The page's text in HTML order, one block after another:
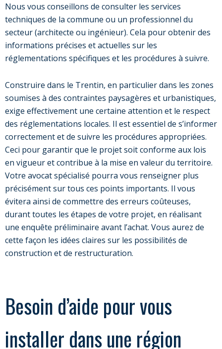
Nous vous conseillons de consulter les services
techniques de la commune ou un professionnel du
secteur (architecte ou ingénieur). Cela pour obtenir des
informations précises et actuelles sur les
réglementations spécifiques et les procédures à suivre.
Construire dans le Trentin, en particulier dans les zones
soumises à des contraintes paysagères et urbanistiques,
exige effectivement une certaine attention et le respect
des réglementations locales. Il est essentiel de s’informer
correctement et de suivre les procédures appropriées.
Ceci pour garantir que le projet soit conforme aux lois
en vigueur et contribue à la mise en valeur du territoire.
Votre avocat spécialisé pourra vous renseigner plus
précisément sur tous ces points importants. Il vous
évitera ainsi de commettre des erreurs coûteuses,
durant toutes les étapes de votre projet, en réalisant
une enquête préliminaire avant l’achat. Vous aurez de
cette façon les idées claires sur les possibilités de
construction et de restructuration.
Besoin d’aide pour vous
installer dans une région